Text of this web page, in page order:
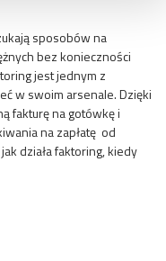
sposobów na
bez konieczności
jest jednym z
w swoim arsenale. Dzięki
fakturę na gotówkę i
na zapłatę od
działa faktoring, kiedy